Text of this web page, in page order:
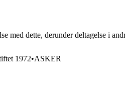
med dette, derunder deltagelse i
1972•ASKER